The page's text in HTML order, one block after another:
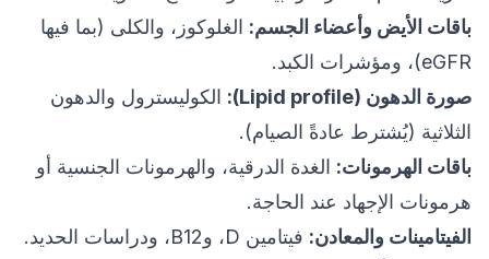
باقات الأيض وأعضاء الجسم: الغلوكوز، والكلى (بما فيها
eGFR)، ومؤشرات الكبد.
صورة الدهون (Lipid profile):
الكوليسترول والدهون
الثلاثية (يُشترط عادةً الصيام).
باقات الهرمونات: الغدة الدرقية، والهرمونات الجنسية أو
هرمونات الإجهاد عند الحاجة.
الفيتامينات والمعادن: فيتامين D، وB12، ودراسات الحديد.